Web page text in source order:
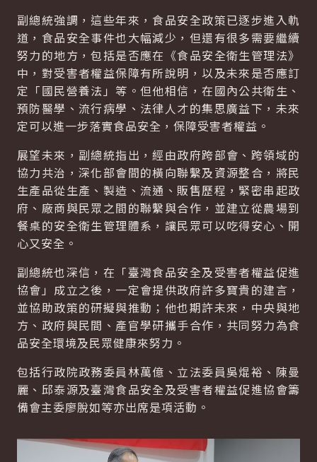
副總統強調，這些年來，食品安全政策已逐步進入軌
道，食品安全事件也大幅減少，但還有很多需要繼續
努力的地方，包括是否應在《食品安全衛生管理法》
中，對受害者權益保障有所說明，以及未來是否應訂
定「國民營養法」等。但他相信，在國內公共衛生、
預防醫學、流行病學、法律人才的集思廣益下，未來
定可以進一步落實食品安全，保障受害者權益。
展望未來，副總統指出，經由政府跨部會、跨領域的
協力共治，深化部會間的橫向聯繫及資源整合，將民
生產品從生產、製造、流通、販售歷程，緊密串起政
府、廠商與民眾之間的聯繫與合作，並建立從農場到
餐桌的安全衛生管理體系，讓民眾可以吃得安心、開
心又安全。
副總統也深信，在「臺灣食品安全及受害者權益促進
協會」成立之後，一定會提供政府許多寶貴的建言，
並協助政策的研擬與推動；他也期許未來，中央與地
方、政府與民間、產官學研攜手合作，共同努力為食
品安全環境及民眾健康來努力。
包括行政院政務委員林萬億、立法委員吳焜裕、陳曼
麗、邱泰源及臺灣食品安全及受害者權益促進協會籌
備會主委廖脫如等亦出席是項活動。